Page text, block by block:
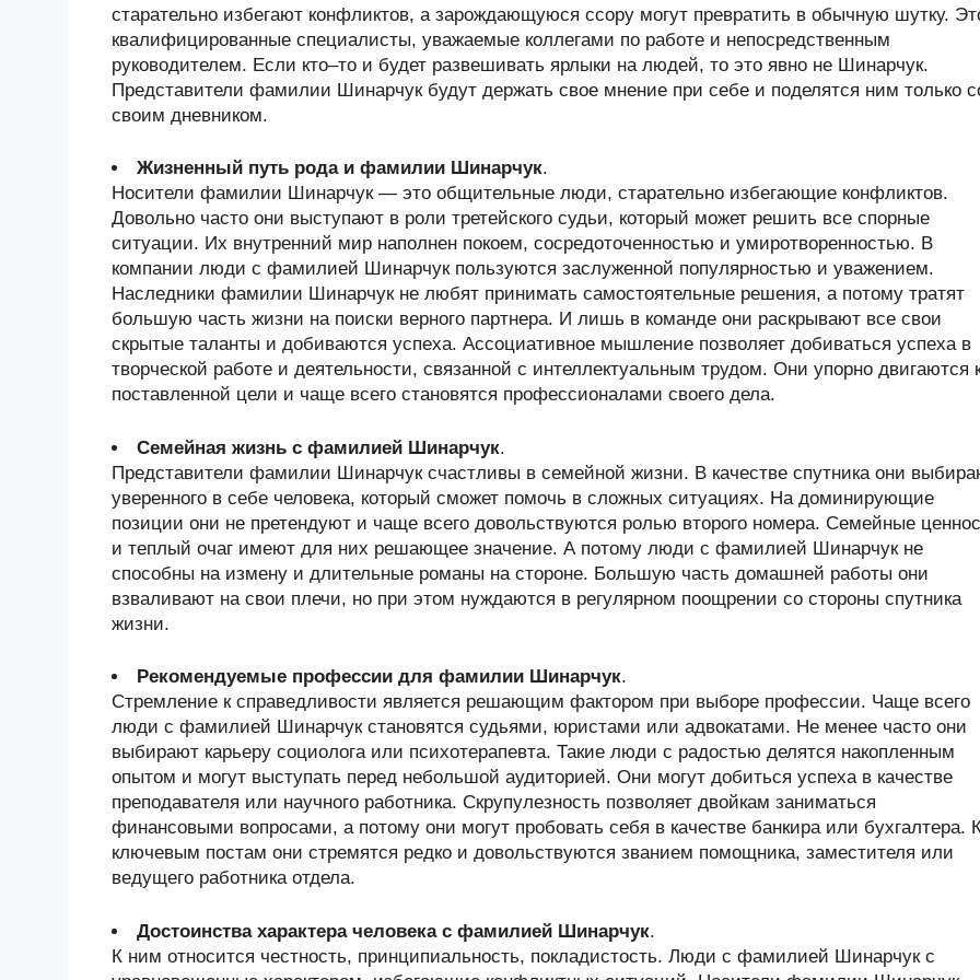
старательно избегают конфликтов, а зарождающуюся ссору могут превратить в обычную шутку.
квалифицированные специалисты, уважаемые коллегами по работе и непосредственным
руководителем. Если кто–то и будет развешивать ярлыки на людей, то это явно не Шинарчук.
Представители фамилии Шинарчук будут держать свое мнение при себе и поделятся ним только
своим дневником.
Жизненный путь рода и фамилии Шинарчук.
Носители фамилии Шинарчук — это общительные люди, старательно избегающие конфликтов.
Довольно часто они выступают в роли третейского судьи, который может решить все спорные
ситуации. Их внутренний мир наполнен покоем, сосредоточенностью и умиротворенностью. В
компании люди с фамилией Шинарчук пользуются заслуженной популярностью и уважением.
Наследники фамилии Шинарчук не любят принимать самостоятельные решения, а потому тратят
большую часть жизни на поиски верного партнера. И лишь в команде они раскрывают все свои
скрытые таланты и добиваются успеха. Ассоциативное мышление позволяет добиваться успеха в
творческой работе и деятельности, связанной с интеллектуальным трудом. Они упорно двигаются
поставленной цели и чаще всего становятся профессионалами своего дела.
Семейная жизнь с фамилией Шинарчук.
Представители фамилии Шинарчук счастливы в семейной жизни. В качестве спутника они
уверенного в себе человека, который сможет помочь в сложных ситуациях. На доминирующие
позиции они не претендуют и чаще всего довольствуются ролью второго номера. Семейные
и теплый очаг имеют для них решающее значение. А потому люди с фамилией Шинарчук не
способны на измену и длительные романы на стороне. Большую часть домашней работы они
взваливают на свои плечи, но при этом нуждаются в регулярном поощрении со стороны спутника
жизни.
Рекомендуемые профессии для фамилии Шинарчук.
Стремление к справедливости является решающим фактором при выборе профессии. Чаще всего
люди с фамилией Шинарчук становятся судьями, юристами или адвокатами. Не менее часто они
выбирают карьеру социолога или психотерапевта. Такие люди с радостью делятся накопленным
опытом и могут выступать перед небольшой аудиторией. Они могут добиться успеха в качестве
преподавателя или научного работника. Скрупулезность позволяет двойкам заниматься
финансовыми вопросами, а потому они могут пробовать себя в качестве банкира или бухгалтера.
ключевым постам они стремятся редко и довольствуются званием помощника, заместителя или
ведущего работника отдела.
Достоинства характера человека с фамилией Шинарчук.
К ним относится честность, принципиальность, покладистость. Люди с фамилией Шинарчук с